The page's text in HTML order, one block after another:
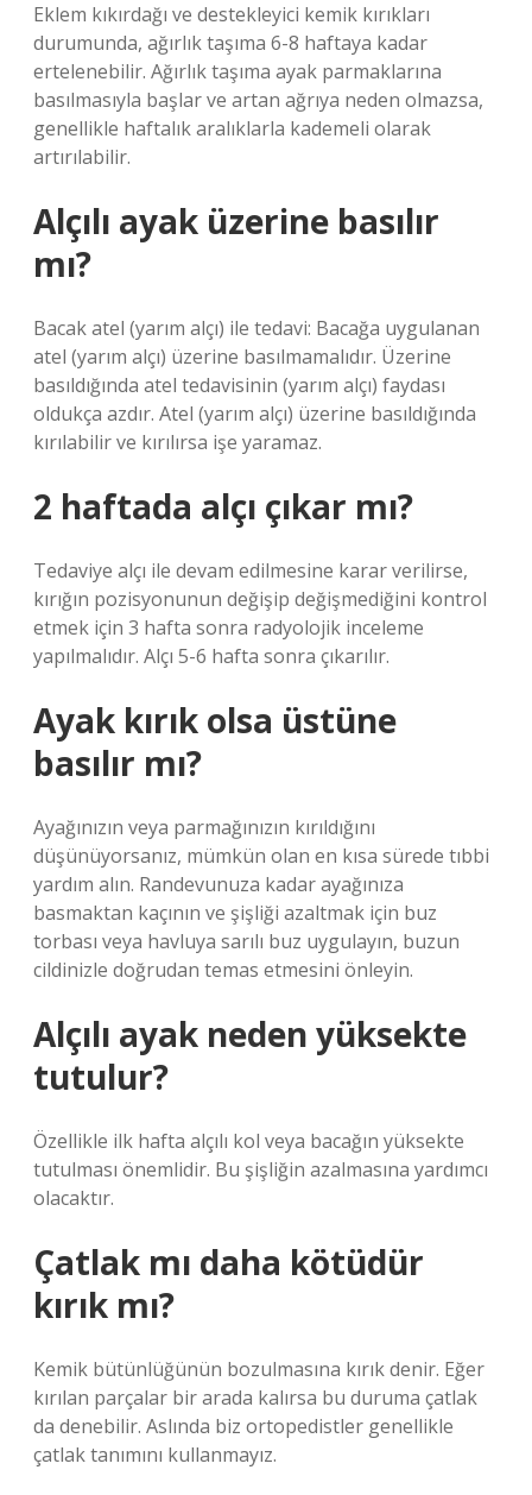
Eklem kıkırdağı ve destekleyici kemik kırıkları
durumunda, ağırlık taşıma 6-8 haftaya kadar
ertelenebilir. Ağırlık taşıma ayak parmaklarına
basılmasıyla başlar ve artan ağrıya neden olmazsa,
genellikle haftalık aralıklarla kademeli olarak
artırılabilir.
Alçılı ayak üzerine basılır
mı?
Bacak atel (yarım alçı) ile tedavi: Bacağa uygulanan
atel (yarım alçı) üzerine basılmamalıdır. Üzerine
basıldığında atel tedavisinin (yarım alçı) faydası
oldukça azdır. Atel (yarım alçı) üzerine basıldığında
kırılabilir ve kırılırsa işe yaramaz.
2 haftada alçı çıkar mı?
Tedaviye alçı ile devam edilmesine karar verilirse,
kırığın pozisyonunun değişip değişmediğini kontrol
etmek için 3 hafta sonra radyolojik inceleme
yapılmalıdır. Alçı 5-6 hafta sonra çıkarılır.
Ayak kırık olsa üstüne
basılır mı?
Ayağınızın veya parmağınızın kırıldığını
düşünüyorsanız, mümkün olan en kısa sürede tıbbi
yardım alın. Randevunuza kadar ayağınıza
basmaktan kaçının ve şişliği azaltmak için buz
torbası veya havluya sarılı buz uygulayın, buzun
cildinizle doğrudan temas etmesini önleyin.
Alçılı ayak neden yüksekte
tutulur?
Özellikle ilk hafta alçılı kol veya bacağın yüksekte
tutulması önemlidir. Bu şişliğin azalmasına yardımcı
olacaktır.
Çatlak mı daha kötüdür
kırık mı?
Kemik bütünlüğünün bozulmasına kırık denir. Eğer
kırılan parçalar bir arada kalırsa bu duruma çatlak
da denebilir. Aslında biz ortopedistler genellikle
çatlak tanımını kullanmayız.